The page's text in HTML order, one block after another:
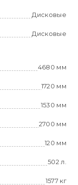
Дисковые
Дисковые
4680 мм
1720 мм
1530 мм
2700 мм
120 мм
502 л.
1577 кг